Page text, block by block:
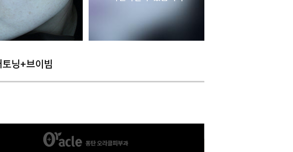
닝+브이빔